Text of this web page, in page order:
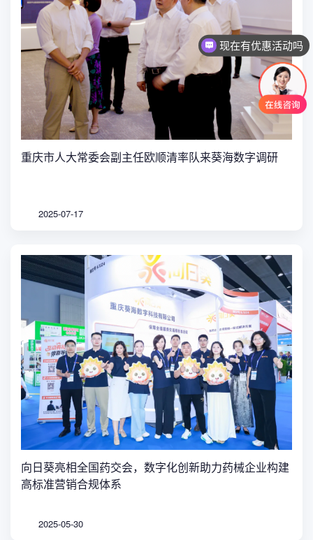
重庆市人大常委会副主任欧顺清率队来葵海数字调研
2025-07-17
向日葵亮相全国药交会，数字化创新助力药械企业构建
高标准营销合规体系
2025-05-30
现在有优惠活动吗